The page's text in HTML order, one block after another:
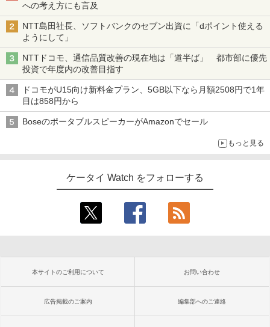
への考え方にも言及
NTT島田社長、ソフトバンクのセブン出資に「dポイント使える
ようにして」
NTTドコモ、通信品質改善の現在地は「道半ば」 都市部に優先
投資で年度内の改善目指す
ドコモがU15向け新料金プラン、5GB以下なら月額2508円で1年
目は858円から
BoseのポータブルスピーカーがAmazonでセール
もっと見る
ケータイ Watch をフォローする
本サイトのご利用について お問い合わせ
広告掲載のご案内 編集部へのご連絡